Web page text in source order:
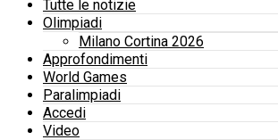
Tutte le notizie
Olimpiadi
Milano Cortina 2026
Approfondimenti
World Games
Paralimpiadi
Accedi
Video